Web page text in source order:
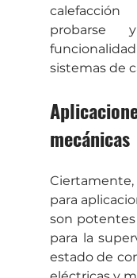
probarse
sistemas de
mecánicas
Ciertamente,
para
son
para la
estado de